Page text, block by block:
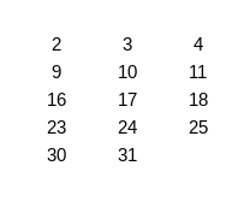
2
3 4
9
10 11
16
17 18
23
24 25
30
31